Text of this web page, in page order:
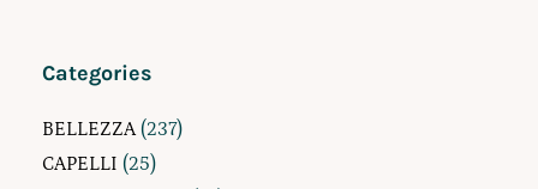
Categories
BELLEZZA(237)
CAPELLI (25)